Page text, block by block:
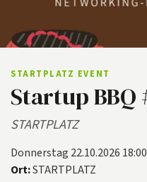
STARTPLATZ EVENT
Startup BBQ
STARTPLATZ
Donnerstag 22.10.2026
Ort:STARTPLATZ